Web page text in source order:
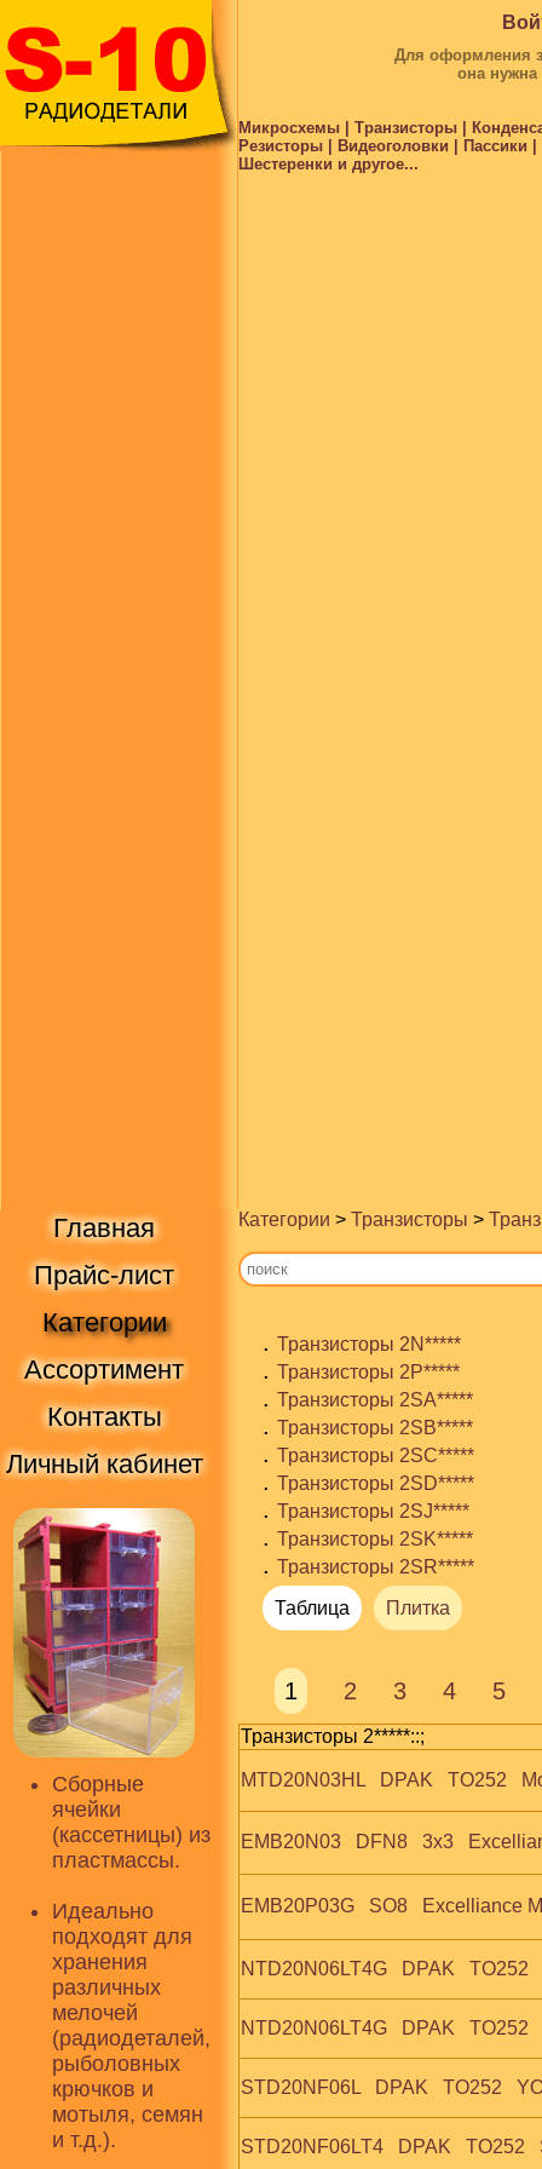
Для оформления
она
Микросхемы | Транзисторы |
Резисторы | Видеоголовки |
Шестеренки и другое...
Главная
Прайс-лист
Категории
Ассортимент
Контакты
Личный кабинет
Сборные
ячейки
(кассетницы) из
пластмассы.
Идеально
подходят для
хранения
различных
мелочей
(радиодеталей,
рыболовных
крючков и
мотыля, семян
и т.д.).
Категории > Транзисторы >
. Транзисторы 2N*****
. Транзисторы 2P*****
. Транзисторы 2SA*****
. Транзисторы 2SB*****
. Транзисторы 2SC*****
. Транзисторы 2SD*****
. Транзисторы 2SJ*****
. Транзисторы 2SK*****
. Транзисторы 2SR*****
Таблица
Плитка
1 2 3 4 5
Транзисторы 2*****::;
MTD20N03HL   DPAK   TO252
EMB20N03   DFN8   3x3
EMB20P03G   SO8   Excelliance
NTD20N06LT4G   DPAK   TO252
NTD20N06LT4G   DPAK   TO252
STD20NF06L   DPAK   TO252
STD20NF06LT4   DPAK   TO252